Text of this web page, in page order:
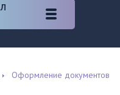
Оформление документов